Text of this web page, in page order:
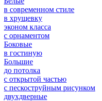
в современном стиле
в хрущевку
эконом класса
с орнаментом
Боковые
в гостиную
Большие
до потолка
с открытой частью
с пескоструйным рисунком
двухдверные